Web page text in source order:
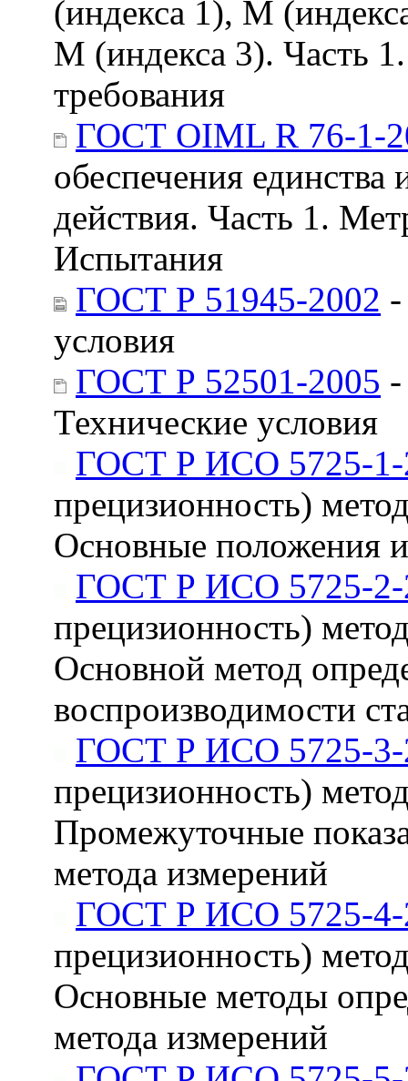
(индекса 1), M
M (индекса 3). Часть
требования
ГОСТ OIML R 76-1-
обеспечения единства
действия. Часть 1.
Испытания
ГОСТ Р 51945-2002
условия
ГОСТ Р 52501-2005
Технические условия
ГОСТ Р ИСО 5725-1-
прецизионность)
Основные положения
ГОСТ Р ИСО 5725-2-
прецизионность)
Основной метод
воспроизводимости
ГОСТ Р ИСО 5725-3-
прецизионность)
Промежуточные
метода измерений
ГОСТ Р ИСО 5725-4-
прецизионность)
Основные методы
метода измерений